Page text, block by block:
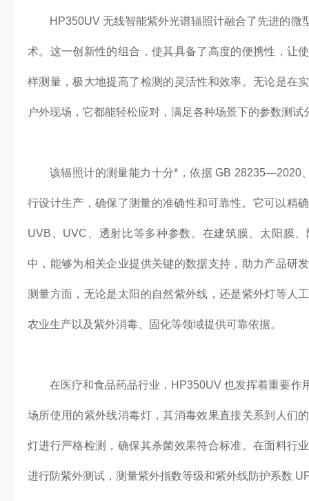
HP350UV 无线智能紫外光谱辐照计融合了先进的微
术。这一创新性的组合，使其具备了高度的便携性，让
样测量，极大地提高了检测的灵活性和效率。无论是在
户外现场，它都能轻松应对，满足各种场景下的参数测试
该辐照计的测量能力十分*，依据 GB 28235—2020
行设计生产，确保了测量的准确性和可靠性。它可以精
UVB、UVC、透射比等多种参数。在建筑膜、太阳膜
中，能够为相关企业提供关键的数据支持，助力产品研
测量方面，无论是太阳的自然紫外线，还是紫外灯等人
农业生产以及紫外消毒、固化等领域提供可靠依据。
在医疗和食品药品行业，HP350UV 也发挥着重要作
场所使用的紫外线消毒灯，其消毒效果直接关系到人们
灯进行严格检测，确保其杀菌效果符合标准。在面料行
进行防紫外测试，测量紫外指数等级和紫外线防护系数